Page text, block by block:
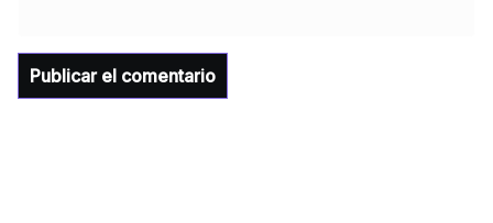
para la Universidad y para el municipio